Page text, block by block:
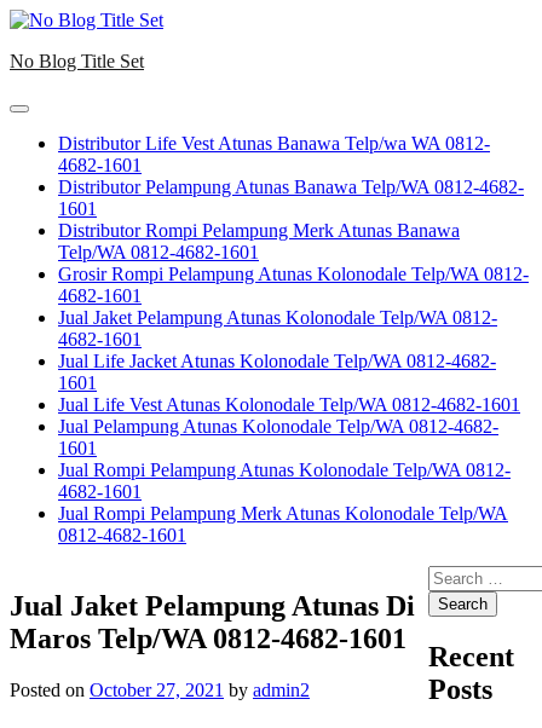
Skip
content
No Blog Title Set
Distributor Life Vest Atunas Banawa Telp/wa WA 0812-
4682-1601
Distributor Pelampung Atunas Banawa Telp/WA 0812-4682-
1601
Distributor Rompi Pelampung Merk Atunas Banawa
Telp/WA 0812-4682-1601
Grosir Rompi Pelampung Atunas Kolonodale Telp/WA 0812-
4682-1601
Jual Jaket Pelampung Atunas Kolonodale Telp/WA 0812-
4682-1601
Jual Life Jacket Atunas Kolonodale Telp/WA 0812-4682-
1601
Jual Life Vest Atunas Kolonodale Telp/WA 0812-4682-1601
Jual Pelampung Atunas Kolonodale Telp/WA 0812-4682-
1601
Jual Rompi Pelampung Atunas Kolonodale Telp/WA 0812-
4682-1601
Jual Rompi Pelampung Merk Atunas Kolonodale Telp/WA
0812-4682-1601
Jual Jaket Pelampung Atunas Di
Maros Telp/WA 0812-4682-1601
Posted on October 27, 2021 by admin2
Search
for:
Recent
Posts